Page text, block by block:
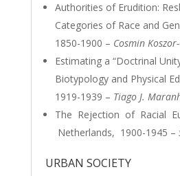
Authorities of Erudition:
Categories of Race and
1850-1900 – Cosmin
Estimating a “Doctrinal
Biotypology and Physical
1919-1939 – Tiago J.
The Rejection of Racial
Netherlands, 1900-1945 –
URBAN SOCIETY